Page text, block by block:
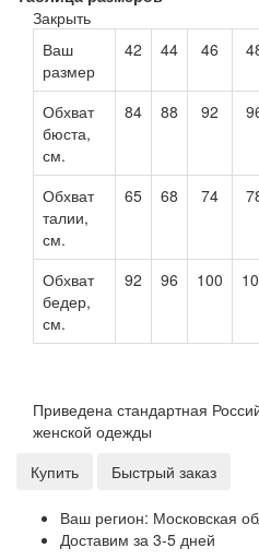
Закрыть
Ваш
размер
42 44 46
Обхват
бюста,
см.
84 88 92
Обхват
талии,
см.
65 68 74
Обхват
бедер,
см.
92 96 100
Приведена стандартная
женской одежды
Купить
Быстрый заказ
Ваш регион: Московская
Доставим за 3-5 дней